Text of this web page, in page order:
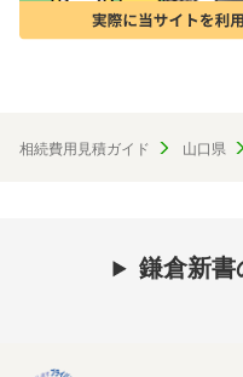
相続費用見積ガイド 山口県
鎌倉新書